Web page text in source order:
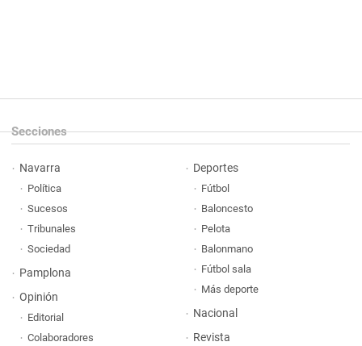
Secciones
Navarra
Política
Sucesos
Tribunales
Sociedad
Pamplona
Opinión
Editorial
Colaboradores
Deportes
Fútbol
Baloncesto
Pelota
Balonmano
Fútbol sala
Más deporte
Nacional
Revista